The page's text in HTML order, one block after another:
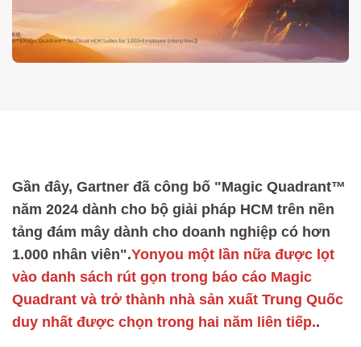
Gần đây, Gartner đã công bố "Magic Quadrant™
năm 2024 dành cho bộ giải pháp HCM trên nền
tảng đám mây dành cho doanh nghiệp có hơn
1.000 nhân viên".Yonyou một lần nữa được lọt
vào danh sách rút gọn trong báo cáo Magic
Quadrant và trở thành nhà sản xuất Trung Quốc
duy nhất được chọn trong hai năm liên tiếp..